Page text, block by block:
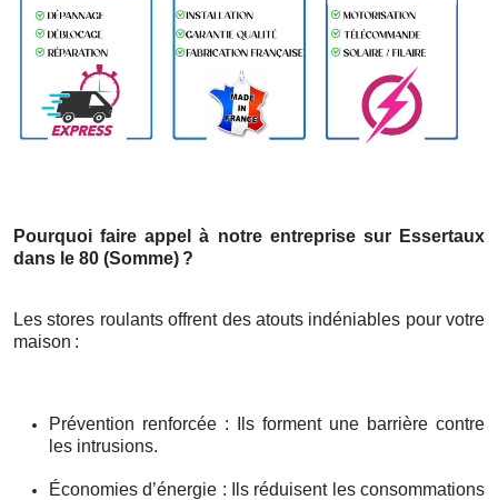
Pourquoi faire appel à notre entreprise sur Essertaux
dans le 80 (Somme) ?
Les stores roulants offrent des atouts indéniables pour votre
maison :
Prévention renforcée : Ils forment une barrière contre
les intrusions.
Économies d’énergie : Ils réduisent les consommations